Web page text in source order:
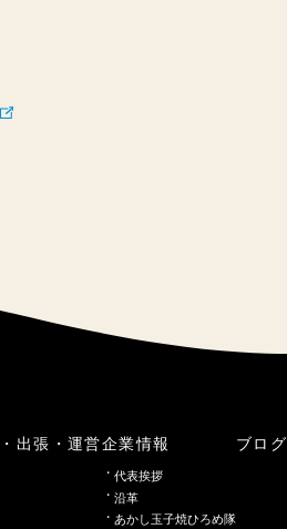
出張・運営企業情報
代表挨拶
沿革
あかし玉子焼ひろめ隊
ブログ